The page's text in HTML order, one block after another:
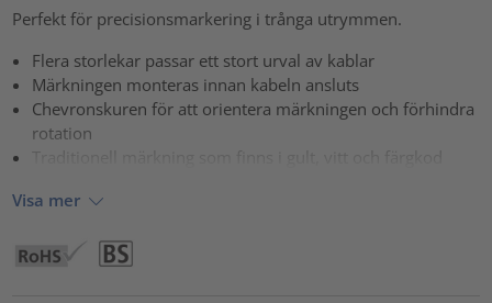
Perfekt för precisionsmarkering i trånga utrymmen.
Flera storlekar passar ett stort urval av kablar
Märkningen monteras innan kabeln ansluts
Chevronskuren för att orientera märkningen och förhindra
rotation
Traditionell märkning som finns i gult, vitt och färgkod
Visa mer